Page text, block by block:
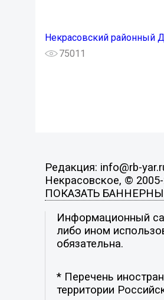
Некрасовский районный
75011
Редакция: info@rb-
Некрасовское, © 2005-
ПОКАЗАТЬ
Информационный
либо ином
обязательна.
* Перечень
территории